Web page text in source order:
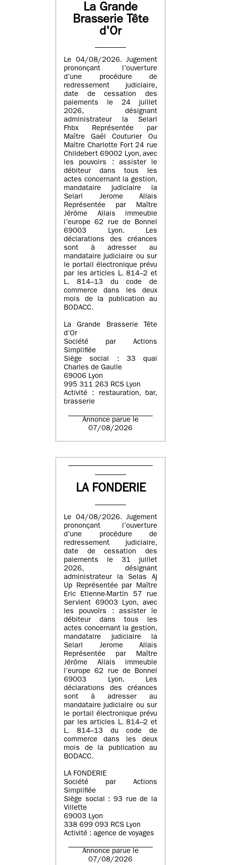
La Grande
Brasserie Tête
d'Or
Le 04/08/2026. Jugement
prononçant l’ouverture
d’une procédure de
redressement judiciaire,
date de cessation des
paiements le 24 juillet
2026, désignant
administrateur la Selarl
Fhbx Représentée par
Maître Gaël Couturier Ou
Maître Charlotte Fort 24 rue
Childebert 69002 Lyon, avec
les pouvoirs : assister le
débiteur dans tous les
actes concernant la gestion,
mandataire judiciaire la
Selarl Jerome Allais
Représentée par Maître
Jérôme Allais immeuble
l’europe 62 rue de Bonnel
69003 Lyon. Les
déclarations des créances
sont à adresser au
mandataire judiciaire ou sur
le portail électronique prévu
par les articles L. 814–2 et
L. 814–13 du code de
commerce dans les deux
mois de la publication au
BODACC.
La Grande Brasserie Tête
d’Or
Société par Actions
Simplifiée
Siège social : 33 quai
Charles de Gaulle
69006 Lyon
995 311 263 RCS Lyon
Activité : restauration, bar,
brasserie
Annonce parue le
07/08/2026
LA FONDERIE
Le 04/08/2026. Jugement
prononçant l’ouverture
d’une procédure de
redressement judiciaire,
date de cessation des
paiements le 31 juillet
2026, désignant
administrateur la Selas Aj
Up Représentée par Maître
Eric Etienne-Martin 57 rue
Servient 69003 Lyon, avec
les pouvoirs : assister le
débiteur dans tous les
actes concernant la gestion,
mandataire judiciaire la
Selarl Jerome Allais
Représentée par Maître
Jérôme Allais immeuble
l’europe 62 rue de Bonnel
69003 Lyon. Les
déclarations des créances
sont à adresser au
mandataire judiciaire ou sur
le portail électronique prévu
par les articles L. 814–2 et
L. 814–13 du code de
commerce dans les deux
mois de la publication au
BODACC.
LA FONDERIE
Société par Actions
Simplifiée
Siège social : 93 rue de la
Villette
69003 Lyon
338 699 093 RCS Lyon
Activité : agence de voyages
Annonce parue le
07/08/2026